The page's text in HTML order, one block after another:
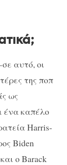
αυτό, οι
της ποπ
ως
ένα καπέλο
Harris-
Biden
ο Barack